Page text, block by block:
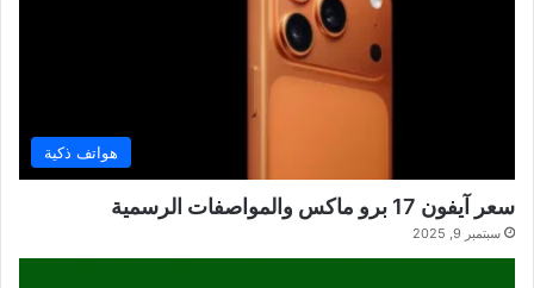
هواتف ذكية
سعر آيفون 17 برو ماكس والمواصفات الرسمية
سبتمبر 9, 2025